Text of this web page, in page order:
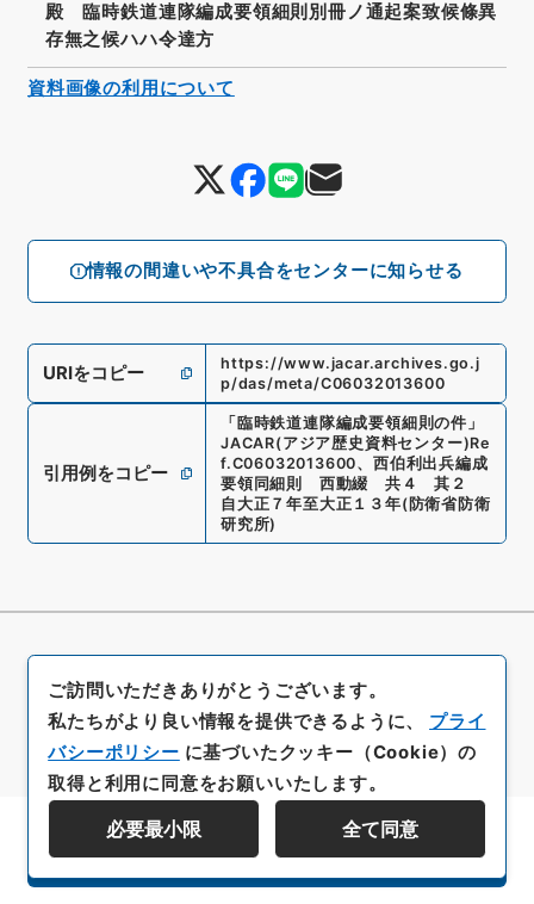
情報の間違いや不具合をセンターに知らせる
殿 臨時鉄道連隊編成要領細則別冊ノ通起案致候條異
存無之候ハハ令達方
URIをコピー
https://www.jacar.archives.go.j
p/das/meta/C06032013600
引用例をコピー
「 臨時鉄道連隊編成要領細則の件 」
JACAR(アジア歴史資料センター)Re
f.C06032013600、 西伯利出兵編成
要領同細則 西動綴 共４ 其２
自大正７年至大正１３年( 防衛省防衛
研究所)
資料画像の利用について
資料群階層を表示する
ご訪問いただきありがとうございます。
私たちがより良い情報を提供できるように、 プライ
バシーポリシー に基づいたクッキー（Cookie）の
取得と利用に同意をお願いいたします。
必要最小限 全て同意